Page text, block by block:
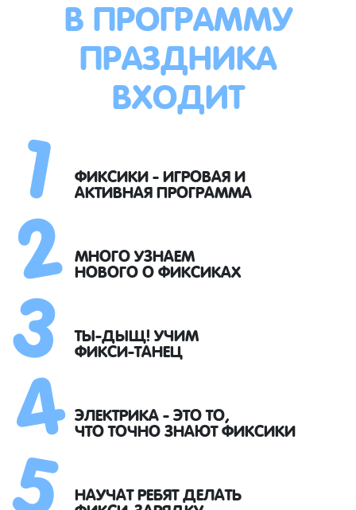
В ПРОГРАММУ
ПРАЗДНИКА
ВХОДИТ
ФИКСИКИ - ИГРОВАЯ И
АКТИВНАЯ ПРОГРАММА
МНОГО УЗНАЕМ
НОВОГО О ФИКСИКАХ
ТЫ-ДЫЩ! УЧИМ
ФИКСИ-ТАНЕЦ
ЭЛЕКТРИКА - ЭТО ТО,
ЧТО ТОЧНО ЗНАЮТ ФИКСИКИ
НАУЧАТ РЕБЯТ ДЕЛАТЬ